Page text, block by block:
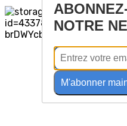
NOTRE
M'abonner